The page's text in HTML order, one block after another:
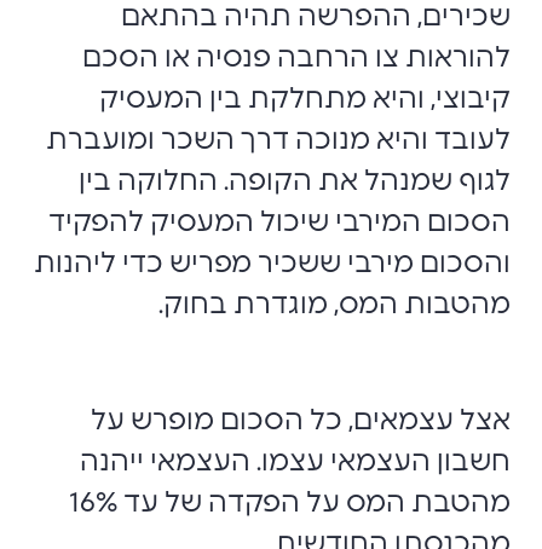
שכירים, ההפרשה תהיה בהתאם
להוראות צו הרחבה פנסיה או הסכם
קיבוצי, והיא מתחלקת בין המעסיק
לעובד והיא מנוכה דרך השכר ומועברת
לגוף שמנהל את הקופה. החלוקה בין
הסכום המירבי שיכול המעסיק להפקיד
והסכום מירבי ששכיר מפריש כדי ליהנות
מהטבות המס, מוגדרת בחוק.
אצל עצמאים, כל הסכום מופרש על
חשבון העצמאי עצמו. העצמאי ייהנה
מהטבת המס על הפקדה של עד 16%